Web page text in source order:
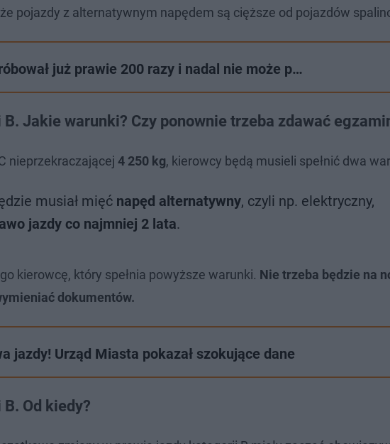
pojazdy z alternatywnym napędem są cięższe od pojazdów
już prawie 200 razy i nadal nie może p…
Jakie warunki? Czy ponownie trzeba zdawać
nieprzekraczającej 4 250 kg, kierowcy będą musieli spełnić dwa
musiał mięć napęd alternatywny, czyli np. elektryczny,
jazdy co najmniej 2 lata.
kierowcę, który spełnia powyższe warunki. Nie trzeba będzie na
dokumentów.
jazdy! Urząd Miasta pokazał szokujące dane
Od kiedy?